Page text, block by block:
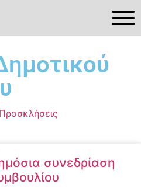
Προσκλήσεις
συνεδρίαση